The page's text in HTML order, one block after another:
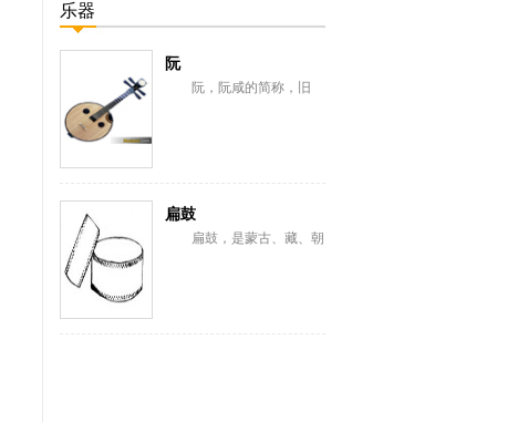
乐器
阮
阮，阮咸的简称，旧
扁鼓
扁鼓，是蒙古、藏、朝